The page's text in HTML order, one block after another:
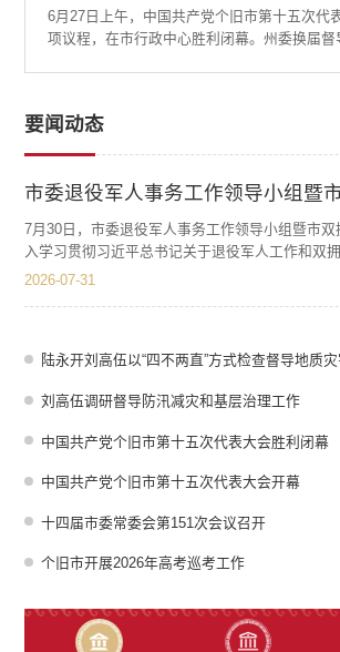
5月27日，个旧市召开安全生产工作会议，会
总书记对山西长治市沁源县一煤矿瓦斯爆炸事
形势总体稳定，但防范化解重大安全风险的任
深刻汲取近期各地重特大事故教训，以“时时
6月27日上午，中国共产党个旧市第十五次代
项议程，在市行政中心胜利闭幕。州委换届督
高伍主持会议。大会表决通过了《中国共产党
代表大会关于第十四届市委报告的决议》和
6月25日，中国共产党个旧市第十五次代表大
幕。州委督导组到会指导。▲会议现场大会应
开幕。全场起立，奏唱中华人民共和国国歌。
共产党个旧市第十四届委员会作题为《向新
6月12日，十四届市委常委会召开第151次会
平总书记给中共一大纪念馆、南湖革命纪念馆
持续教育引导青少年当好“红孩子”。要切实用
领巾讲解员”实践活动，鼓励青少年参与讲解
5月27日，个旧市召开安全生产工作会议，会
总书记对山西长治市沁源县一煤矿瓦斯爆炸事
形势总体稳定，但防范化解重大安全风险的任
深刻汲取近期各地重特大事故教训，以“时时
6月27日上午，中国共产党个旧市第十五次代
项议程，在市行政中心胜利闭幕。州委换届督
高伍主持会议。大会表决通过了《中国共产党
代表大会关于第十四届市委报告的决议》和
要闻动态
7月30日，市委退役军人事务工作领导小组暨市
入学习贯彻习近平总书记关于退役军人工作和双
达省州有关会议精神，听取全市退役军人工作、
落实党中央决策部署和省州市党...
2026-07-31
刘高伍调研督导防汛减灾和基层治理工作
中国共产党个旧市第十五次代表大会胜利闭幕
中国共产党个旧市第十五次代表大会开幕
十四届市委常委会第151次会议召开
个旧市开展2026年高考巡考工作